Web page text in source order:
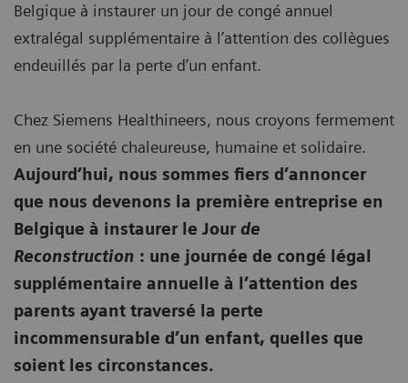
Belgique à instaurer un jour de congé annuel
extralégal supplémentaire à l’attention des collègues
endeuillés par la perte d’un enfant.
Chez Siemens Healthineers, nous croyons fermement
en une société chaleureuse, humaine et solidaire.
Aujourd’hui, nous sommes fiers d’annoncer
que nous devenons la première entreprise en
Belgique à instaurer le Jourde
Reconstruction : une journée de congé légal
supplémentaire annuelle à l’attention des
parents ayant traversé la perte
incommensurable d’un enfant, quelles que
soient les circonstances.